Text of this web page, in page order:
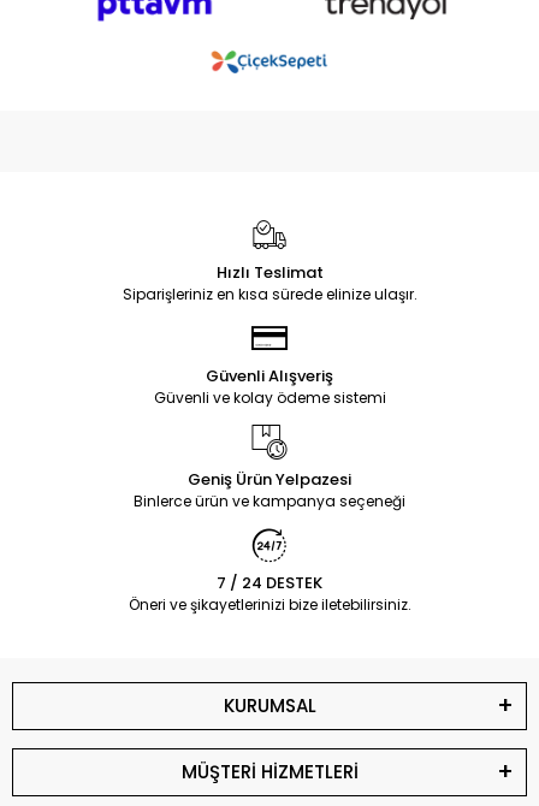
Hızlı Teslimat
Siparişleriniz en kısa sürede elinize ulaşır.
Güvenli Alışveriş
Güvenli ve kolay ödeme sistemi
Geniş Ürün Yelpazesi
Binlerce ürün ve kampanya seçeneği
7 / 24 DESTEK
Öneri ve şikayetlerinizi bize iletebilirsiniz.
KURUMSAL
MÜŞTERİ HİZMETLERİ